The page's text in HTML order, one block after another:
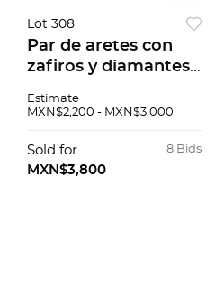
Lot 308
Par de aretes con
zafiros y diamantes
zafiros corte oval. 42
8. Peso: 6.3 g.
Estimate
MXN$2,200 - MXN$3,000
8 Bids
Sold for
MXN$3,800